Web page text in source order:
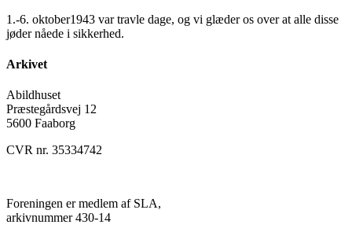
1.-6. oktober1943 var travle dage, og vi glæder os over at alle disse
jøder nåede i sikkerhed.
Arkivet
Abildhuset
Præstegårdsvej 12
5600 Faaborg
CVR nr. 35334742
Foreningen er medlem af SLA,
arkivnummer 430-14